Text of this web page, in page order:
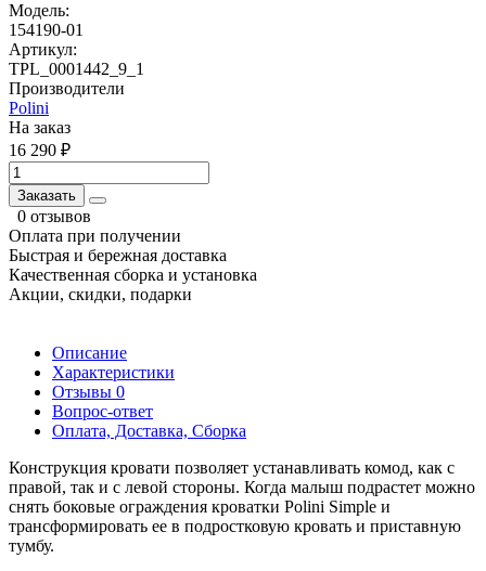
Модель:
154190-01
Артикул:
TPL_0001442_9_1
Производители
Polini
На заказ
16 290 ₽
Заказать
0 отзывов
Оплата при получении
Быстрая и бережная доставка
Качественная сборка и установка
Акции, скидки, подарки
Описание
Характеристики
Отзывы 0
Вопрос-ответ
Оплата, Доставка, Сборка
Конструкция кровати позволяет устанавливать комод, как с
правой, так и с левой стороны. Когда малыш подрастет можно
снять боковые ограждения кроватки Polini Simple и
трансформировать ее в подростковую кровать и приставную
тумбу.